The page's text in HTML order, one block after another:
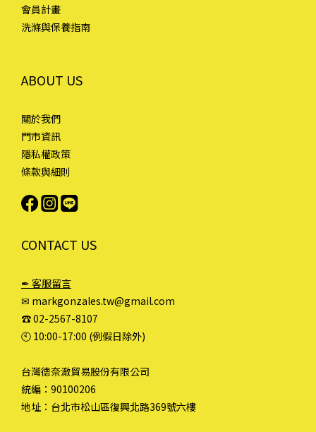
會員計畫
洗滌與保養指南
ABOUT US
關於我們
門市資訊
隱私權政策
條款與細則
CONTACT US
✒ 客服留言
✉ markgonzales.tw@gmail.com
☎︎ 02-2567-8107
🕙︎ 10:00-17:00 (例假日除外)
台灣德奈澈貿易股份有限公司
統編：90100206
地址：台北市松山區復興北路369號六樓